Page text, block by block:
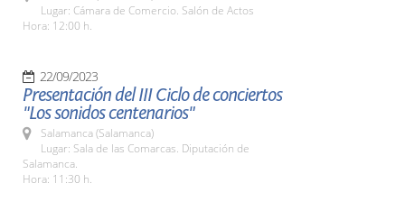
Lugar: Cámara de Comercio. Salón de Actos
Hora: 12:00 h.
22/09/2023
Presentación del III Ciclo de conciertos
"Los sonidos centenarios"
Salamanca (Salamanca)
Lugar: Sala de las Comarcas. Diputación de
Salamanca.
Hora: 11:30 h.